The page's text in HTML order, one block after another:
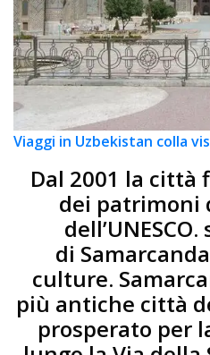
Viaggi in Uzbekistan colla
Dal 2001 la città
dei patrimoni
di
culture.
più antiche città
prosperato per